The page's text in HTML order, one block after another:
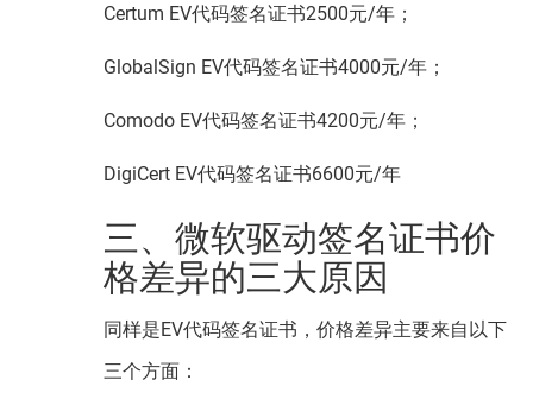
Certum EV代码签名证书2500元/年；
GlobalSign EV代码签名证书4000元/年；
Comodo EV代码签名证书4200元/年；
DigiCert EV代码签名证书6600元/年
三、微软驱动签名证书价
格差异的三大原因
同样是EV代码签名证书，价格差异主要来自以下
三个方面：